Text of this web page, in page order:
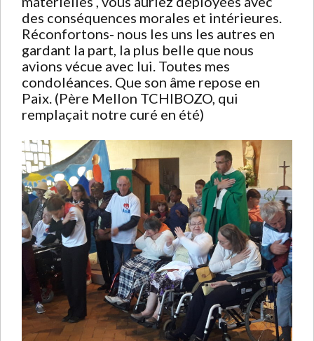
des conséquences morales et intérieures.
Réconfortons- nous les uns les autres en
gardant la part, la plus belle que nous
avions vécue avec lui. Toutes mes
condoléances. Que son âme repose en
Paix. (Père Mellon TCHIBOZO, qui
remplaçait notre curé en été)